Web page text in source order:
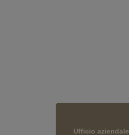
Ufficio aziendale